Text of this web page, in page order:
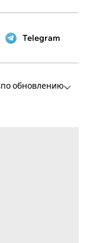
Telegram
по обновлению